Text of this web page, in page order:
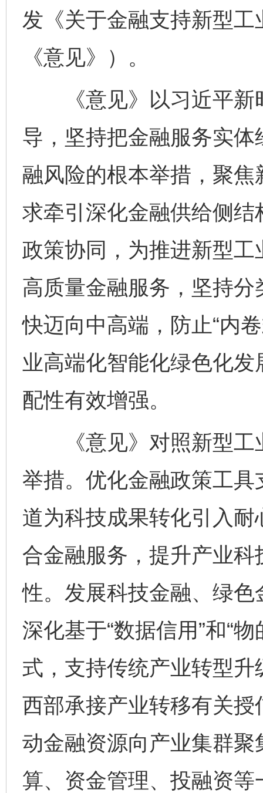
发《关于金融支持新型
《意见》）。
《意见》以习近平新
导，坚持把金融服务实
融风险的根本举措，聚
求牵引深化金融供给侧
政策协同，为推进新型
高质量金融服务，坚持
快迈向中高端，防止“内
业高端化智能化绿色化
配性有效增强。
《意见》对照新型工
举措。优化金融政策工
道为科技成果转化引入
合金融服务，提升产业
性。发展科技金融、绿
深化基于“数据信用”和“
式，支持传统产业转型
西部承接产业转移有关
动金融资源向产业集群
算、资金管理、投融资